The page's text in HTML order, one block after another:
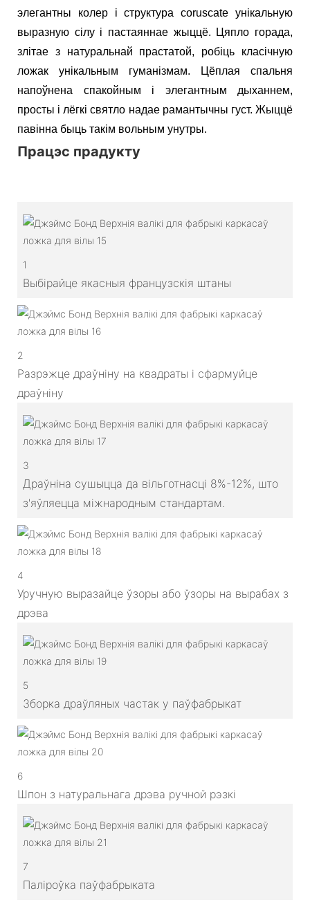
элегантны колер і структура coruscate унікальную
выразную сілу і пастаяннае жыццё. Цяпло горада,
злітае з натуральнай прастатой, робіць класічную
ложак унікальным гуманізмам. Цёплая спальня
напоўнена спакойным і элегантным дыханнем,
просты і лёгкі святло надае рамантычны густ. Жыццё
павінна быць такім вольным унутры.
Працэс прадукту
1
Выбірайце якасныя французскія штаны
2
Разрэжце драўніну на квадраты і сфармуйце
драўніну
3
Драўніна сушыцца да вільготнасці 8%-12%, што
з'яўляецца міжнародным стандартам.
4
Уручную выразайце ўзоры або ўзоры на вырабах з
дрэва
5
Зборка драўляных частак у паўфабрыкат
6
Шпон з натуральнага дрэва ручной рэзкі
7
Паліроўка паўфабрыката